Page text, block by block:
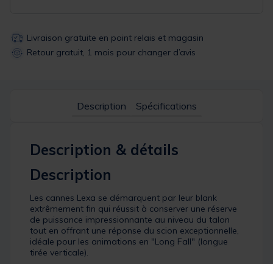
Livraison gratuite en point relais et magasin
Retour gratuit, 1 mois pour changer d’avis
Description Spécifications
Description & détails
Description
Les cannes Lexa se démarquent par leur blank
extrêmement fin qui réussit à conserver une réserve
de puissance impressionnante au niveau du talon
tout en offrant une réponse du scion exceptionnelle,
idéale pour les animations en "Long Fall" (longue
tirée verticale).